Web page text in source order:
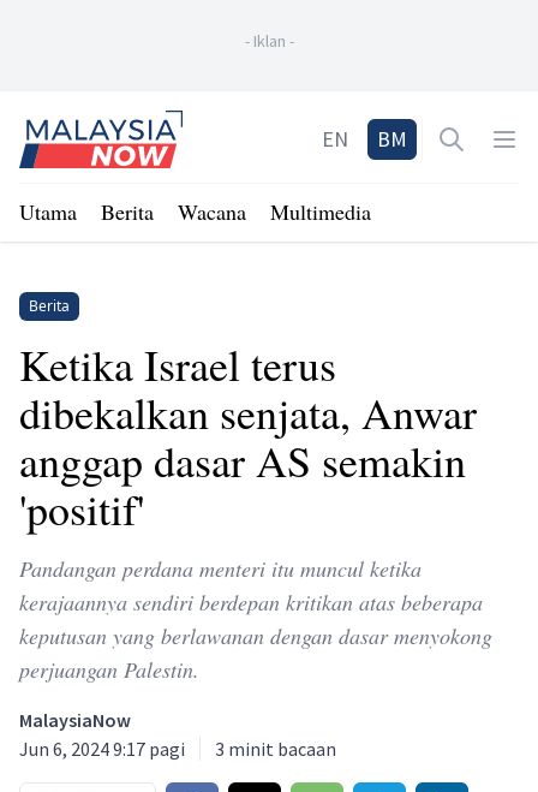
- Iklan -
Home
EN BM Open
Utama Berita Wacana Multimedia
Berita
Ketika Israel terus
dibekalkan senjata, Anwar
anggap dasar AS semakin
'positif'
Pandangan perdana menteri itu muncul ketika
kerajaannya sendiri berdepan kritikan atas beberapa
keputusan yang berlawanan dengan dasar menyokong
perjuangan Palestin.
MalaysiaNow
Jun 6, 2024 9:17 pagi
3 minit bacaan